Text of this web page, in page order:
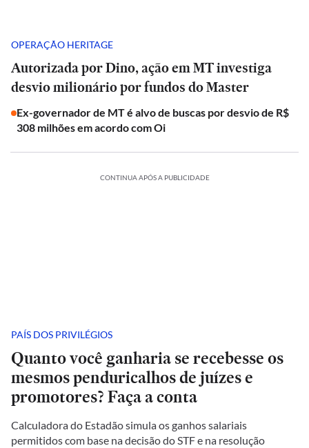
OPERAÇÃO HERITAGE
Autorizada por Dino, ação em MT investiga
desvio milionário por fundos do Master
Ex-governador de MT é alvo de buscas por desvio de R$
308 milhões em acordo com Oi
CONTINUA APÓS A PUBLICIDADE
PAÍS DOS PRIVILÉGIOS
Quanto você ganharia se recebesse os
mesmos penduricalhos de juízes e
promotores? Faça a conta
Calculadora do Estadão simula os ganhos salariais
permitidos com base na decisão do STF e na resolução